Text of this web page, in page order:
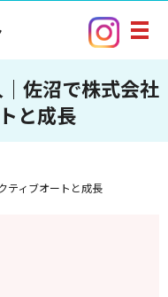
メ
佐沼で株式会社
と成長
ティブオートと成長